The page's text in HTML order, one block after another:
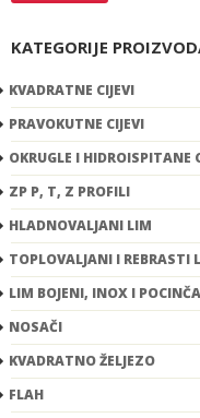
KATEGORIJE
KVADRATNE CIJEVI
PRAVOKUTNE CIJEVI
OKRUGLE I HIDROISPITANE
ZP P, T, Z PROFILI
HLADNOVALJANI LIM
TOPLOVALJANI I REBRASTI
LIM BOJENI, INOX I
NOSAČI
KVADRATNO ŽELJEZO
FLAH